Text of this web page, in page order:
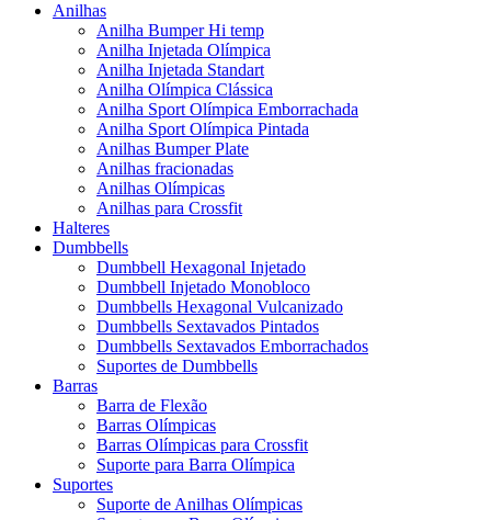
Anilhas
Anilha Bumper Hi temp
Anilha Injetada Olímpica
Anilha Injetada Standart
Anilha Olímpica Clássica
Anilha Sport Olímpica Emborrachada
Anilha Sport Olímpica Pintada
Anilhas Bumper Plate
Anilhas fracionadas
Anilhas Olímpicas
Anilhas para Crossfit
Halteres
Dumbbells
Dumbbell Hexagonal Injetado
Dumbbell Injetado Monobloco
Dumbbells Hexagonal Vulcanizado
Dumbbells Sextavados Pintados
Dumbbells Sextavados Emborrachados
Suportes de Dumbbells
Barras
Barra de Flexão
Barras Olímpicas
Barras Olímpicas para Crossfit
Suporte para Barra Olímpica
Suportes
Suporte de Anilhas Olímpicas